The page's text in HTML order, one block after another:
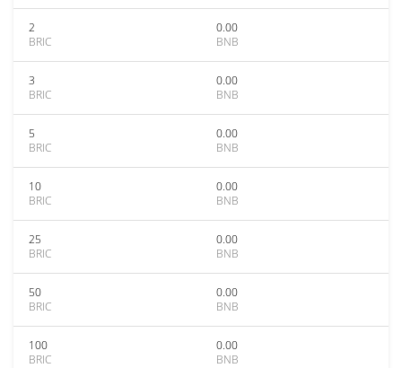
2
BRIC
0.00
BNB
3
BRIC
0.00
BNB
5
BRIC
0.00
BNB
10
BRIC
0.00
BNB
25
BRIC
0.00
BNB
50
BRIC
0.00
BNB
100
BRIC
0.00
BNB